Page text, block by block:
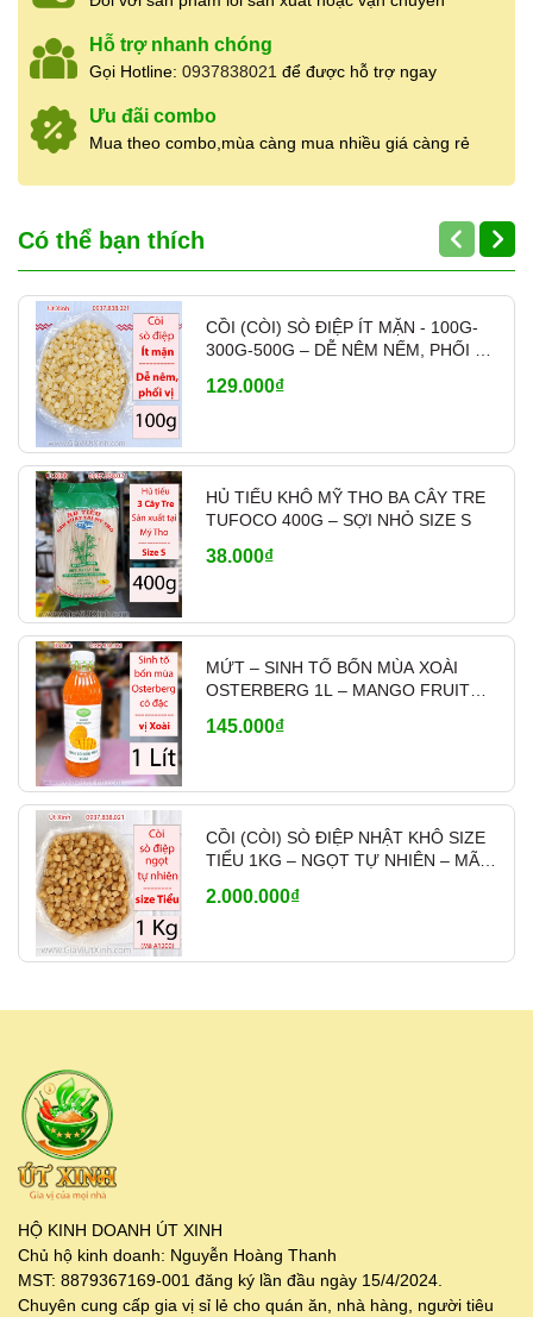
Hỗ trợ nhanh chóng
Gọi Hotline: 0937838021 để được hỗ trợ ngay
Ưu đãi combo
Mua theo combo,mùa càng mua nhiều giá càng rẻ
Có thể bạn thích
CỒI (CÒI) SÒ ĐIỆP ÍT MẶN - 100G-
300G-500G – DỄ NÊM NẾM, PHỐI VỊ
129.000₫
HỦ TIẾU KHÔ MỸ THO BA CÂY TRE
TUFOCO 400G – SỢI NHỎ SIZE S
38.000₫
MỨT – SINH TỐ BỐN MÙA XOÀI
OSTERBERG 1L – MANGO FRUIT
145.000₫
CỒI (CÒI) SÒ ĐIỆP NHẬT KHÔ SIZE
TIỂU 1KG – NGỌT TỰ NHIÊN – MÃ
2.000.000₫
HỘ KINH DOANH ÚT XINH
Chủ hộ kinh doanh: Nguyễn Hoàng Thanh
MST: 8879367169-001 đăng ký lần đầu ngày 15/4/2024.
Chuyên cung cấp gia vị sỉ lẻ cho quán ăn, nhà hàng, người tiêu